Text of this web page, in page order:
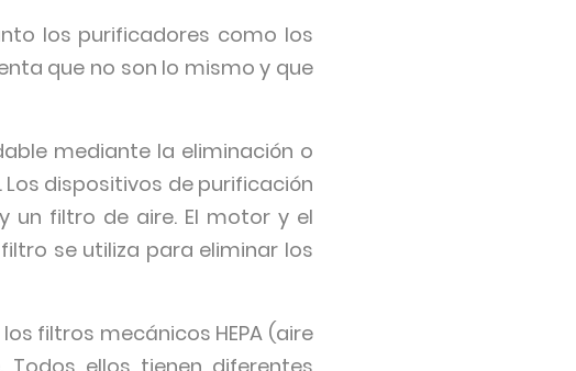
los purificadores como los
que no son lo mismo y que
mediante la eliminación o
dispositivos de purificación
un filtro de aire. El motor y el
se utiliza para eliminar los
filtros mecánicos HEPA (aire